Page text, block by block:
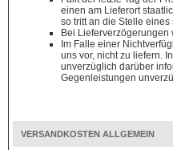
einen am Lieferort
so tritt an die Stelle
Bei
Im Falle einer
uns vor, nicht zu liefern.
unverzüglich darüber
Gegenleistungen
VERSANDKOSTEN ALLGEMEIN